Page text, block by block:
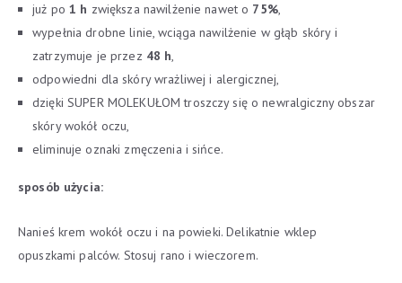
już po 1 h zwiększa nawilżenie nawet o 75%,
wypełnia drobne linie, wciąga nawilżenie w głąb skóry i
zatrzymuje je przez 48 h,
odpowiedni dla skóry wrażliwej i alergicznej,
dzięki SUPER MOLEKUŁOM troszczy się o newralgiczny obszar
skóry wokół oczu,
eliminuje oznaki zmęczenia i sińce.
sposób użycia:
Nanieś krem wokół oczu i na powieki. Delikatnie wklep
opuszkami palców. Stosuj rano i wieczorem.